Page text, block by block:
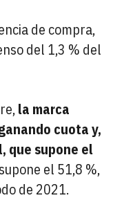
de compra,
del 1,3 % del
la marca
cuota y,
que supone el
el 51,8 %,
de 2021.